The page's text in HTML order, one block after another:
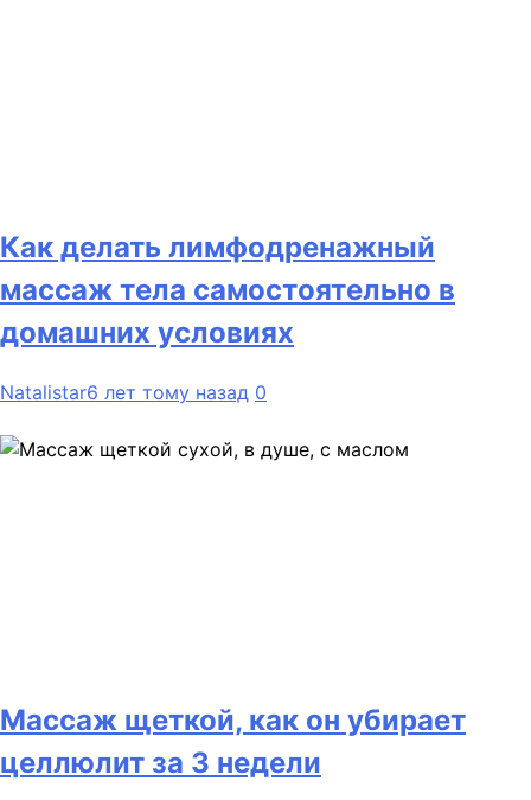
Как делать лимфодренажный
массаж тела самостоятельно в
домашних условиях
Natalistar6 лет тому назад 0
Массаж щеткой, как он убирает
целлюлит за 3 недели